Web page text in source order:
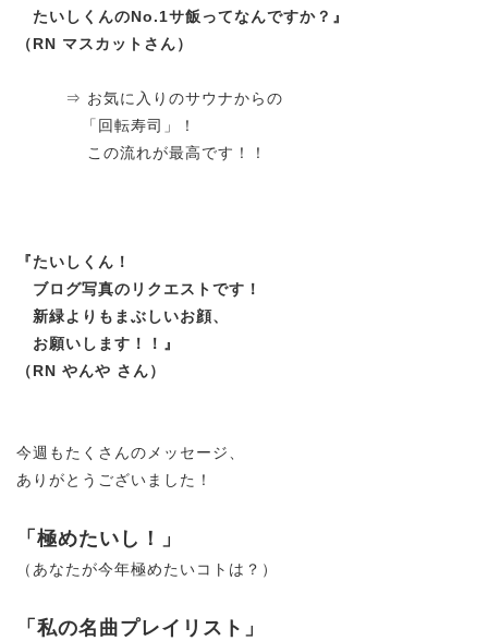
たいしくんのNo.1サ飯ってなんですか？ 』
（RN マスカットさん）
⇒ お気に入りのサウナからの
「回転寿司」！
この流れが最高です！！
『たいしくん！
ブログ写真のリクエストです！
新緑よりもまぶしいお顔、
お願いします！！ 』
（RN やんや さん）
今週もたくさんのメッセージ、
ありがとうございました！
「極めたいし！」
（あなたが今年極めたいコトは？）
「私の名曲プレイリスト」